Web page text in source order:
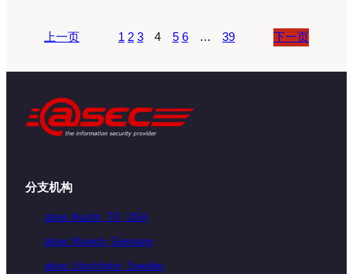
上一页 1 2 3 4 5 6 … 39 下一页
分支机构
atsec Austin, TX, USA
atsec Munich, Germany
atsec Stockholm, Sweden